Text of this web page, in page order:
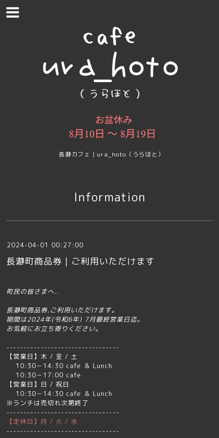
長瀞カフェ｜ura_hoto（うらほと）
Information
2024-04-01 00:27:00
長瀞町商品券｜ご利用いただけます
町民の皆さまへ..
長瀞町商品券,ご利用いただけます｡
期間は2024年(令和6年) 7月最終営業日迄｡
お気軽にお立ち寄りください｡
---------------------------------
【営業日】木 / 金 / 土
10:30－14:30 cafe ＆ Lunch
10:30－17:00 cafe
【営業日】日 / 祝日
10:30－14:30 cafe ＆ Lunch
※ランチは売切れ次第終了
---------------------------------
【定休日】月 / 火 / 水
---------------------------------